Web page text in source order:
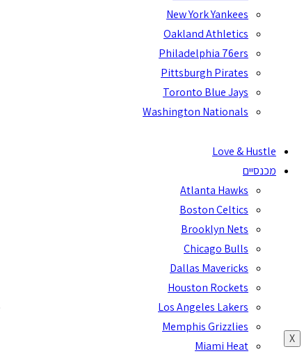
X
New York Yankees
Oakland Athletics
Philadelphia 76ers
Pittsburgh Pirates
Toronto Blue Jays
Washington Nationals
Love & Hustle
מכנסיים
Atlanta Hawks
Boston Celtics
Brooklyn Nets
Chicago Bulls
Dallas Mavericks
Houston Rockets
Los Angeles Lakers
Memphis Grizzlies
Miami Heat